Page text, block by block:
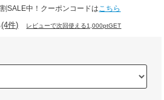
SALE中！クーポンコードはこちら
(4件) レビューで次回使える1,000ptGET